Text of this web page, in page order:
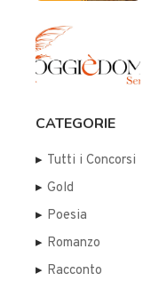
CATEGORIE
Tutti i Concorsi
Gold
Poesia
Romanzo
Racconto